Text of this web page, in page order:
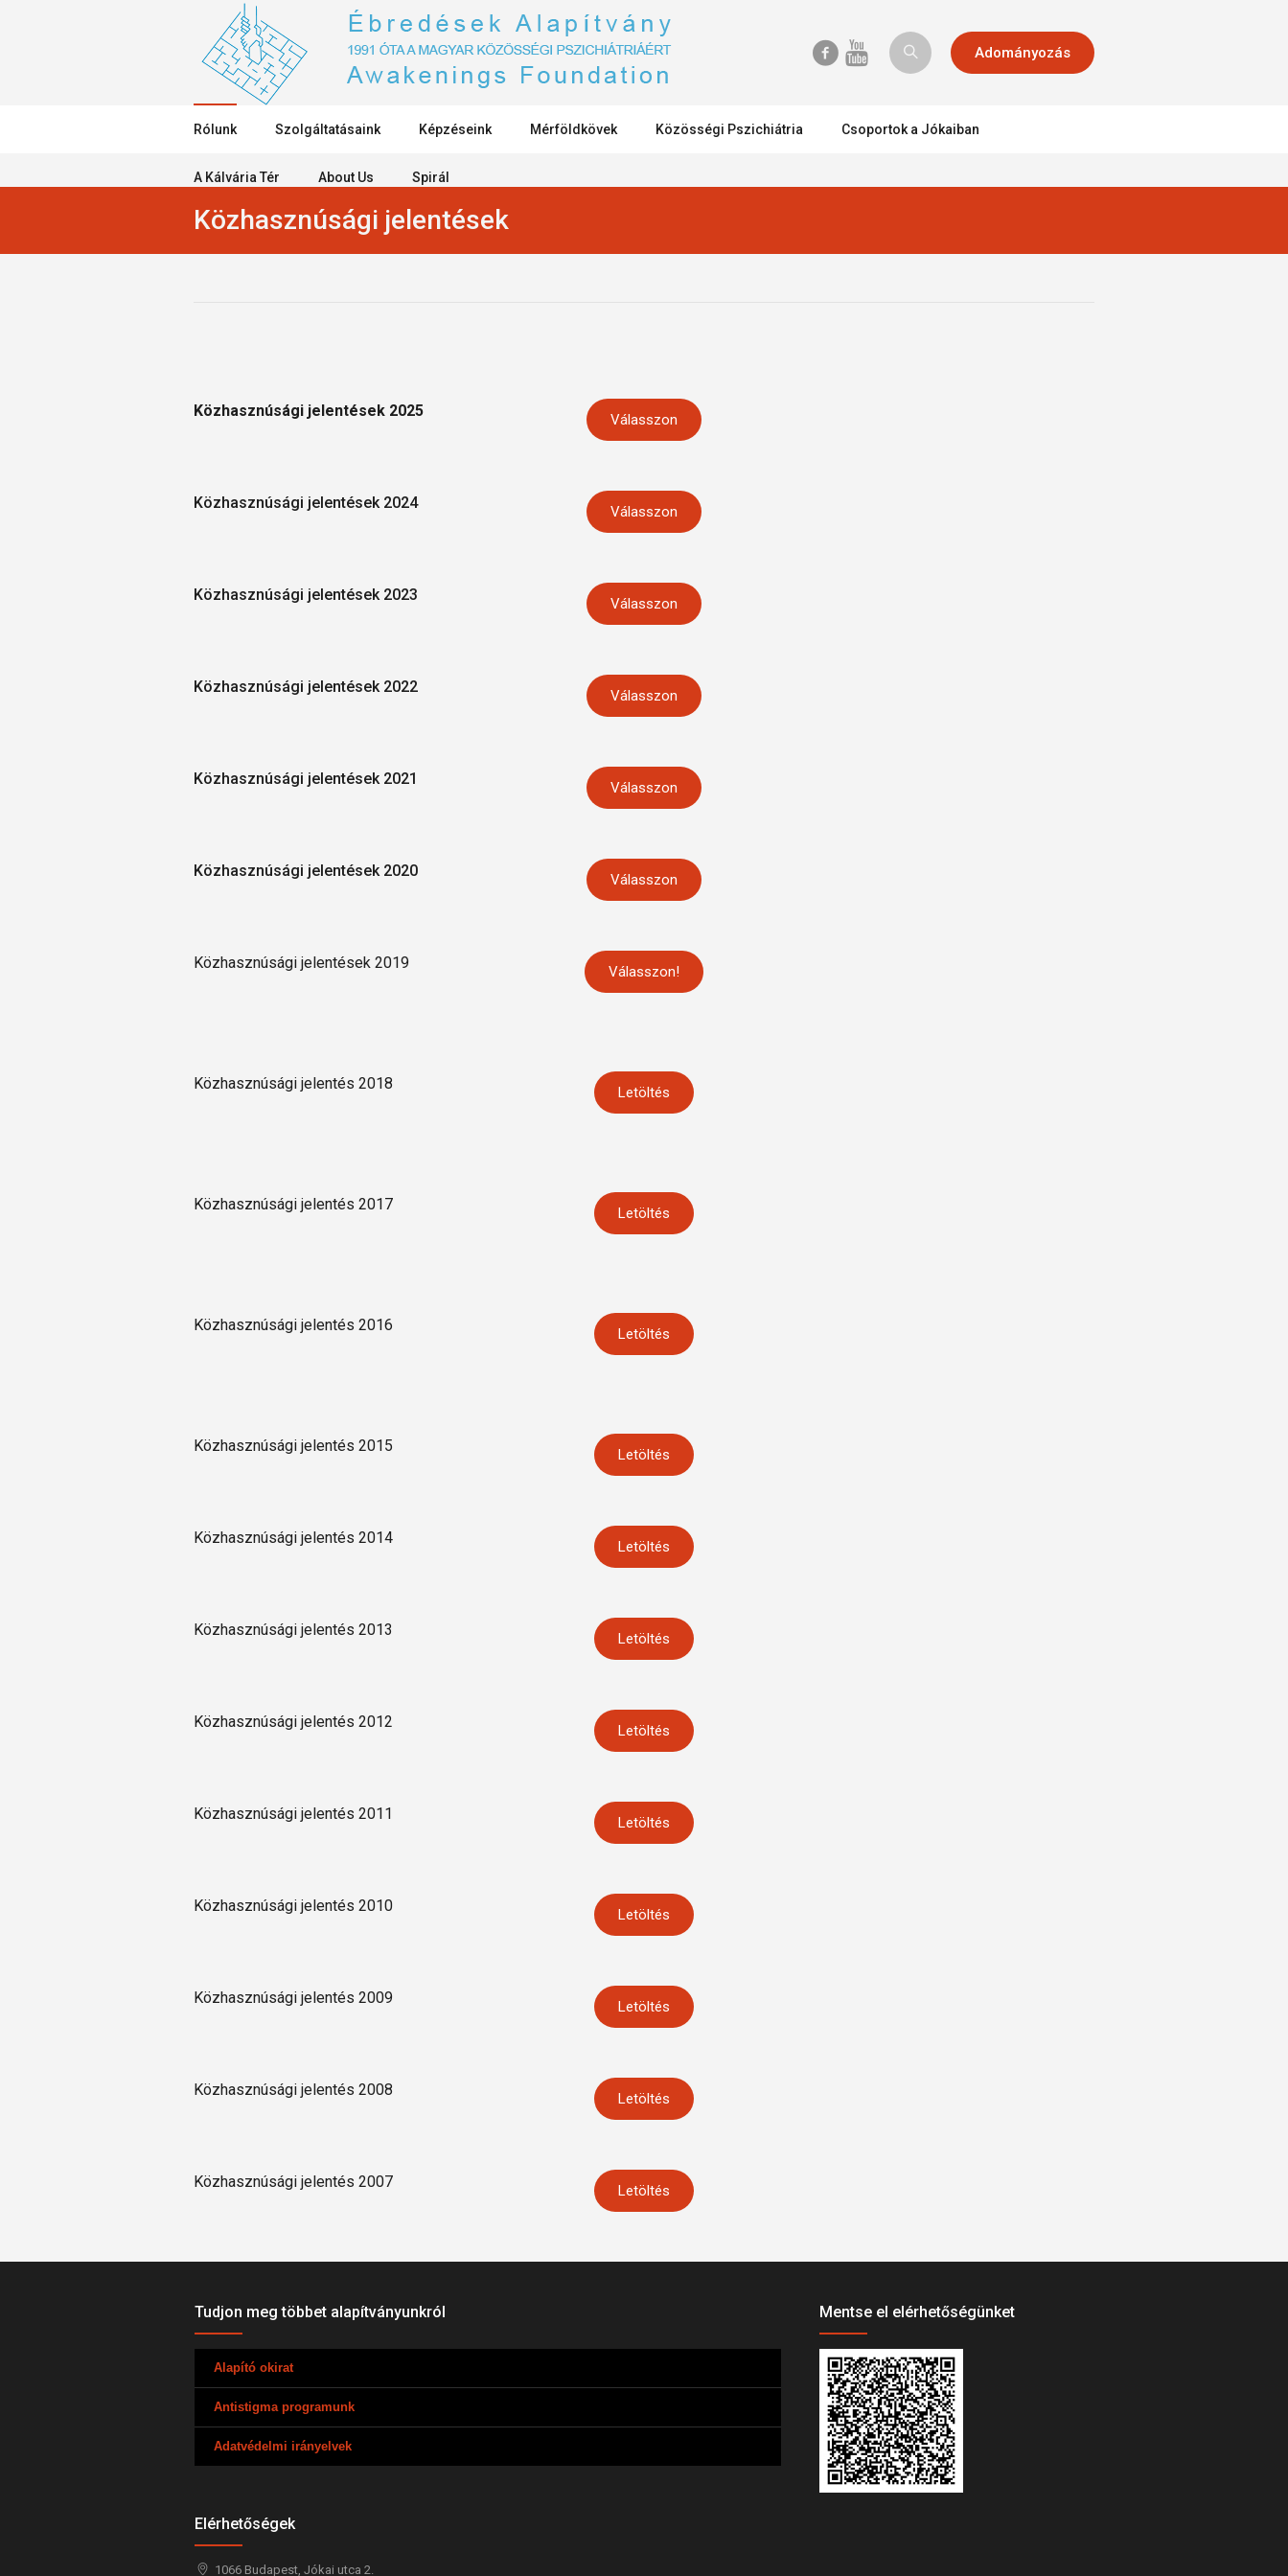
Adományozás
Rólunk Szolgáltatásaink Képzéseink Mérföldkövek Közösségi Pszichiátria Csoportok a Jókaiban
A Kálvária Tér About Us Spirál
Közhasznúsági jelentések
Közhasznúsági jelentések 2025 Válasszon
Közhasznúsági jelentések 2024 Válasszon
Közhasznúsági jelentések 2023 Válasszon
Közhasznúsági jelentések 2022 Válasszon
Közhasznúsági jelentések 2021 Válasszon
Közhasznúsági jelentések 2020 Válasszon
Közhasznúsági jelentések 2019 Válasszon!
Közhasznúsági jelentés 2018 Letöltés
Közhasznúsági jelentés 2017 Letöltés
Közhasznúsági jelentés 2016 Letöltés
Közhasznúsági jelentés 2015 Letöltés
Közhasznúsági jelentés 2014 Letöltés
Közhasznúsági jelentés 2013 Letöltés
Közhasznúsági jelentés 2012 Letöltés
Közhasznúsági jelentés 2011 Letöltés
Közhasznúsági jelentés 2010 Letöltés
Közhasznúsági jelentés 2009 Letöltés
Közhasznúsági jelentés 2008 Letöltés
Közhasznúsági jelentés 2007 Letöltés
Tudjon meg többet alapítványunkról
Alapító okirat
Antistigma programunk
Adatvédelmi irányelvek
Mentse el elérhetőségünket
Elérhetőségek
1066Budapest, Jókai utca 2.